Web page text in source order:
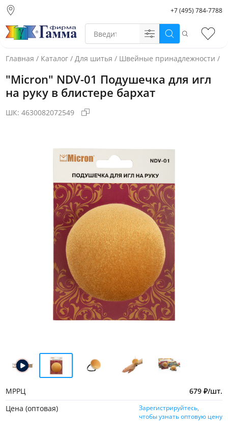
склад)
Санкт-Петербург
Екатеринбург
+7 (495) 784-7788
Поиск
Главная / Каталог / Для шитья / Швейные принадлежности /
"Micron" NDV-01 Подушечка для игл
на руку в блистере бархат
ШК: 4630082072549
МРРЦ 679 ₽/шт.
Цена (оптовая)
Зарегистрируйтесь,
чтобы узнать оптовую цену